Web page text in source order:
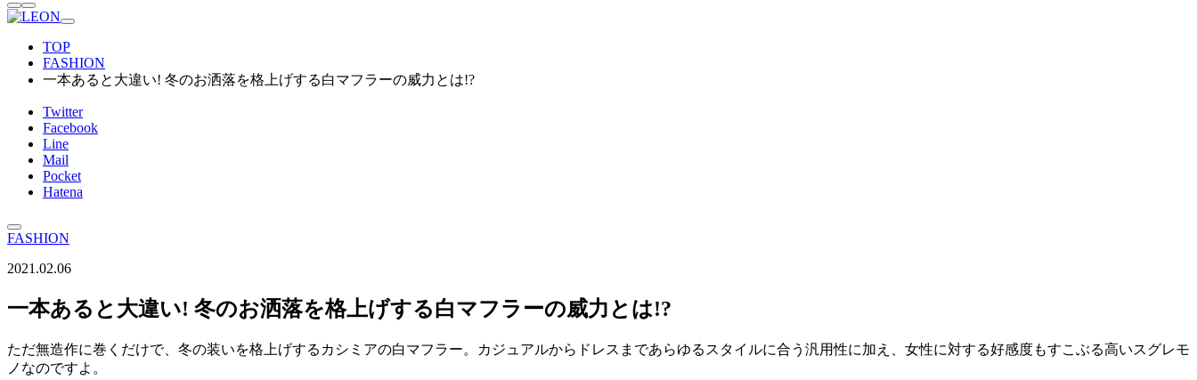
TOP
FASHION
一本あると大違い! 冬のお洒落を格上げする白マフラーの威力とは!?
Twitter
Facebook
Line
Mail
Pocket
Hatena
FASHION
2021.02.06
一本あると大違い! 冬のお洒落を格上げする白マフラーの威力とは!?
ただ無造作に巻くだけで、冬の装いを格上げするカシミアの白マフラー。カジュアルからドレスまであらゆるスタイルに合う汎用性に加え、女性に対する好感度もすこぶる高いスグレモ
ノなのですよ。